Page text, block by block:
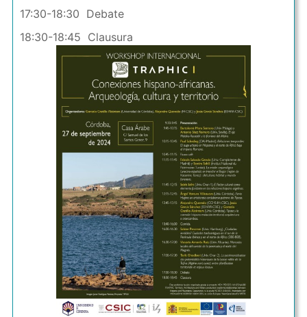
17:30-18:30 Debate
18:30-18:45 Clausura